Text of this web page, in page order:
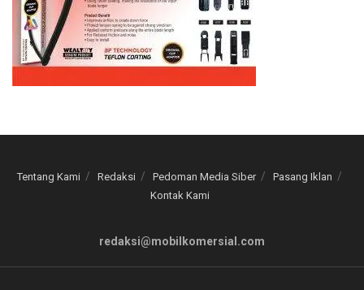
Tentang Kami Redaksi Pedoman Media Siber
Pasang Iklan
Kontak Kami
redaksi@mobilkomersial.com